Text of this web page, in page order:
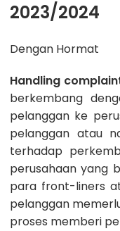
2023/2024
Dengan Hormat
Handling
berkembang
pelanggan ke
pelanggan atau
terhadap
perusahaan yang
para front-liners
pelanggan
proses memberi